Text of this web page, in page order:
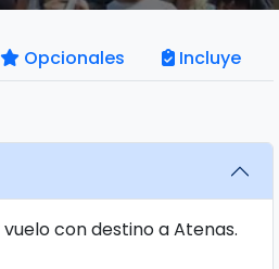
Opcionales Incluye
con destino a Atenas.